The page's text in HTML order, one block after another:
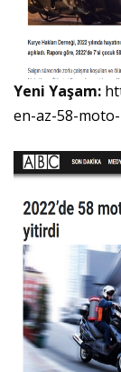
Yeni Yaşam:
en-az-58-